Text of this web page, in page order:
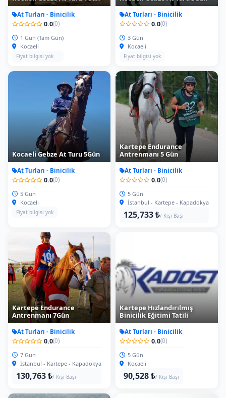
0.0(0)
Kocaeli
Fiyat bilgisi yok
0.0(0)
Kocaeli
Fiyat bilgisi yok
Kocaeli Gebze At Turu 5Gün
0.0(0)
Kocaeli
Fiyat bilgisi yok
Kartepe Endurance
Antrenmanı 5 Gün
0.0(0)
İstanbul - Kartepe - Kapadokya
125,733 ₺
Kartepe Endurance
Antrenmanı 7Gün
0.0(0)
İstanbul - Kartepe - Kapadokya
130,763 ₺
Kartepe Hızlandırılmış
Binicilik Eğitimi Tatili
0.0(0)
Kocaeli
90,528 ₺